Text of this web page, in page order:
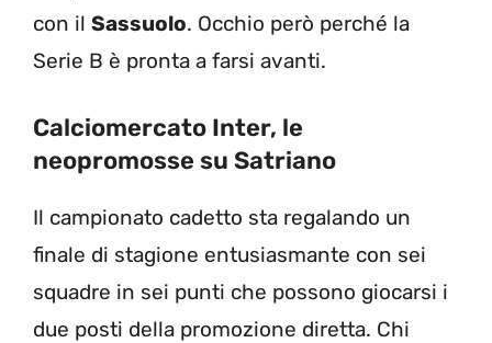
con il Sassuolo. Occhio però perché la
Serie B è pronta a farsi avanti.
Calciomercato Inter, le
neopromosse su Satriano
Il campionato cadetto sta regalando un
finale di stagione entusiasmante con sei
squadre in sei punti che possono giocarsi i
due posti della promozione diretta. Chi